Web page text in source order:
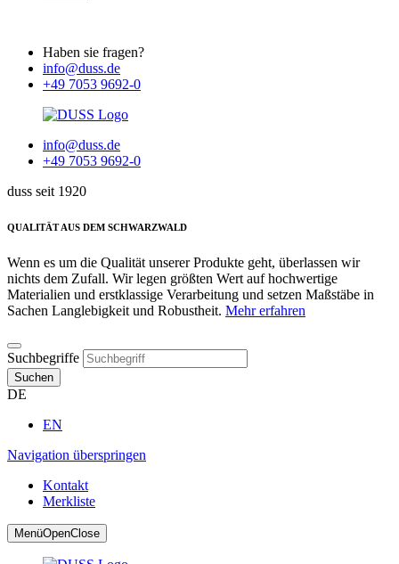
Haben sie fragen?
info@duss.de
+49 7053 9692-0
info@duss.de
+49 7053 9692-0
duss seit 1920
QUALITÄT AUS DEM SCHWARZWALD
Wenn es um die Qualität unserer Produkte geht, überlassen wir
nichts dem Zufall. Wir legen größten Wert auf hochwertige
Materialien und erstklassige Verarbeitung und setzen Maßstäbe in
Sachen Langlebigkeit und Robustheit. Mehr erfahren
Suchbegriffe
Suchen
DE
EN
Navigation überspringen
Kontakt
Merkliste
MenüOpenClose